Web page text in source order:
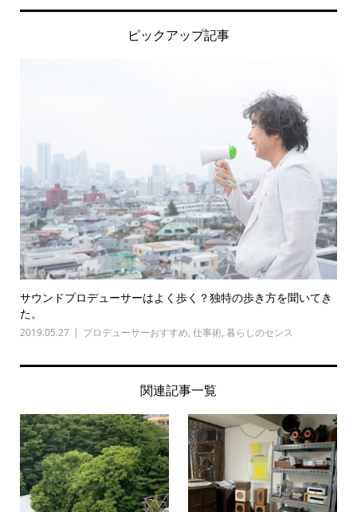
ピックアップ記事
サウンドプロデューサーはよく歩く？独特の歩き方を聞いてき
た。
2019.05.27 プロデューサーおすすめ, 仕事術, 暮らしのセンス
関連記事一覧